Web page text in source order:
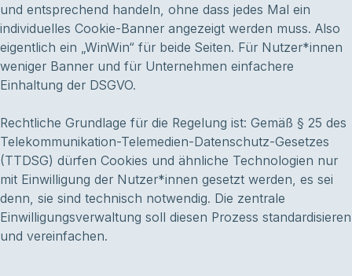
und entsprechend handeln, ohne dass jedes Mal ein
individuelles Cookie-Banner angezeigt werden muss. Also
eigentlich ein „WinWin“ für beide Seiten. Für Nutzer*innen
weniger Banner und für Unternehmen einfachere
Einhaltung der DSGVO.
Rechtliche Grundlage für die Regelung ist: Gemäß § 25 des
Telekommunikation-Telemedien-Datenschutz-Gesetzes
(TTDSG) dürfen Cookies und ähnliche Technologien nur
mit Einwilligung der Nutzer*innen gesetzt werden, es sei
denn, sie sind technisch notwendig. Die zentrale
Einwilligungsverwaltung soll diesen Prozess standardisieren
und vereinfachen.